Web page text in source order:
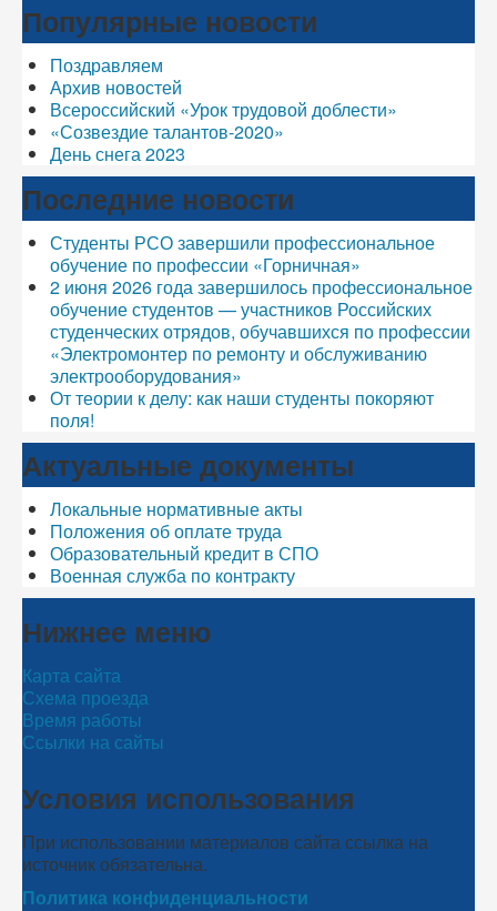
Популярные новости
Поздравляем
Архив новостей
Всероссийский «Урок трудовой доблести»
«Созвездие талантов-2020»
День снега 2023
Последние новости
Студенты РСО завершили профессиональное
обучение по профессии «Горничная»
2 июня 2026 года завершилось профессиональное
обучение студентов — участников Российских
студенческих отрядов, обучавшихся по профессии
«Электромонтер по ремонту и обслуживанию
электрооборудования»
От теории к делу: как наши студенты покоряют
поля!
Актуальные документы
Локальные нормативные акты
Положения об оплате труда
Образовательный кредит в СПО
Военная служба по контракту
Нижнее меню
Карта сайта
Схема проезда
Время работы
Ссылки на сайты
Условия использования
При использовании материалов сайта ссылка на
источник обязательна.
Политика конфиденциальности